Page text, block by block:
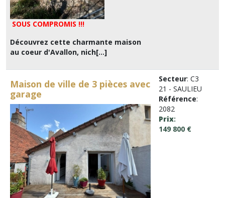
SOUS COMPROMIS !!!
Découvrez cette charmante maison
au coeur d'Avallon, nich[...]
Maison de ville de 3 pièces avec
garage
Secteur: C3
21 - SAULIEU
Référence:
2082
Prix:
149 800 €